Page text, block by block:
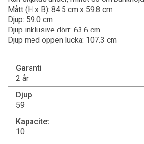
Mått (H x B): 84.5 cm x 59.8 cm
Djup: 59.0 cm
Djup inklusive dörr: 63.6 cm
Djup med öppen lucka: 107.3 cm
Garanti
2 år
Djup
59
Kapacitet
10